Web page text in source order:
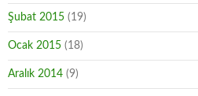
Şubat 2015 (19)
Ocak 2015 (18)
Aralık 2014 (9)